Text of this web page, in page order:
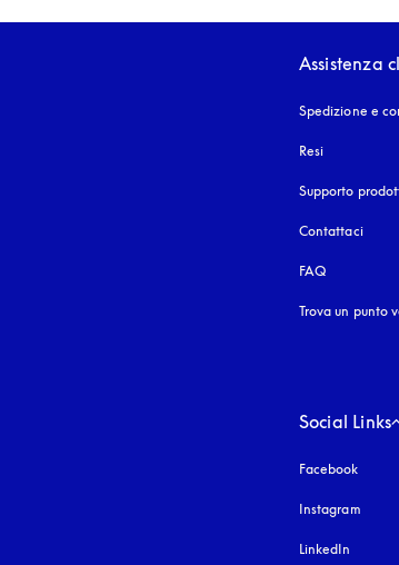
Assistenza
Spedizione e
Resi
Supporto
Contattaci
FAQ
Trova un punto
Social Links
Facebook
Instagram
LinkedIn